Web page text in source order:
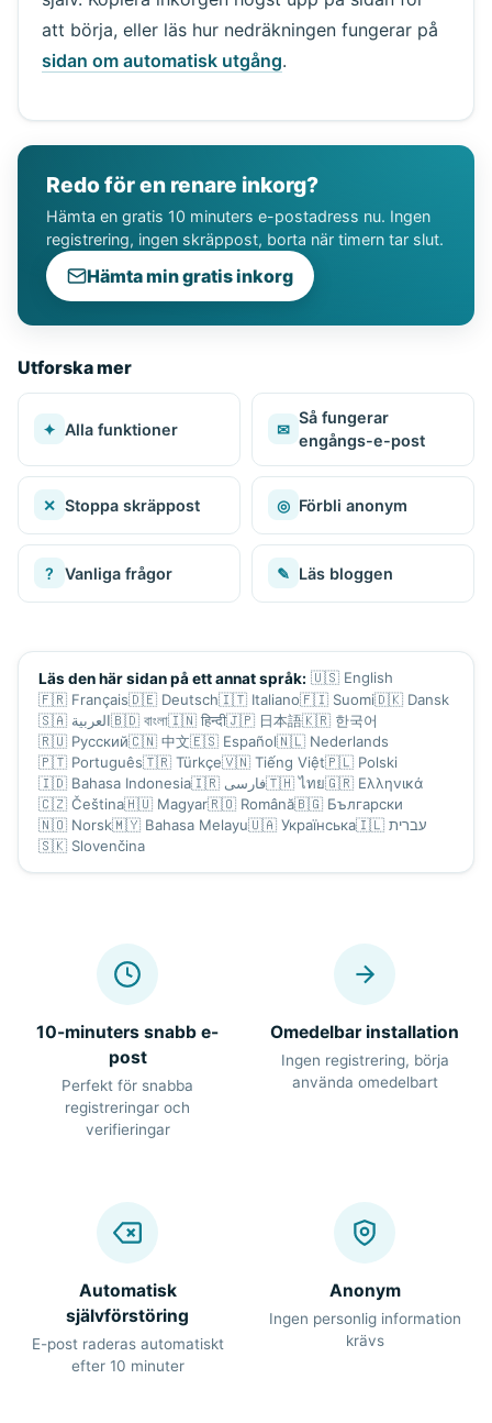
att börja, eller läs hur nedräkningen fungerar på
sidan om automatisk utgång.
Redo för en renare inkorg?
Hämta en gratis 10 minuters e-postadress nu. Ingen
registrering, ingen skräppost, borta när timern tar slut.
Hämta min gratis inkorg
Utforska mer
✦ Alla funktioner ✉
Så fungerar
engångs-e-post
✕ Stoppa skräppost ◎ Förbli anonym
? Vanliga frågor ✎ Läs bloggen
Läs den här sidan på ett annat språk: 🇺🇸 English
🇫🇷 Français🇩🇪 Deutsch🇮🇹 Italiano🇫🇮 Suomi🇩🇰 Dansk
🇸🇦 العربية🇧🇩 বাংলা🇮🇳 हिन्दी🇯🇵 日本語🇰🇷 한국어
🇷🇺 Русский🇨🇳 中文🇪🇸 Español🇳🇱 Nederlands
🇵🇹 Português🇹🇷 Türkçe🇻🇳 Tiếng Việt🇵🇱 Polski
🇮🇩 Bahasa Indonesia🇮🇷 فارسی🇹🇭ไทย🇬🇷 Ελληνικά
🇨🇿 Čeština🇭🇺 Magyar🇷🇴 Română🇧🇬 Български
🇳🇴 Norsk🇲🇾 Bahasa Melayu🇺🇦 Українська🇮🇱 עברית
🇸🇰 Slovenčina
10-minuters snabb e-
post
Perfekt för snabba
registreringar och
verifieringar
Omedelbar installation
Ingen registrering, börja
använda omedelbart
Automatisk
självförstöring
E-post raderas automatiskt
efter 10 minuter
Anonym
Ingen personlig information
krävs